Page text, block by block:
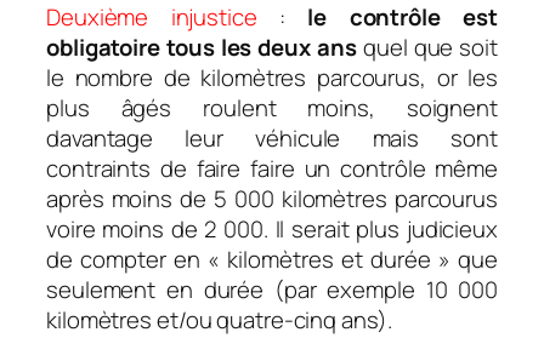
Deuxième injustice : le contrôle est
obligatoire tous les deux ansquel que soit
le nombre de kilomètres parcourus, or les
plus âgés roulent moins, soignent
davantage leur véhicule mais sont
contraints de faire faire un contrôle même
après moins de 5 000 kilomètres parcourus
voire moins de 2 000. Il serait plus judicieux
de compter en « kilomètres et durée » que
seulement en durée (par exemple 10 000
kilomètres et/ou quatre-cinq ans).